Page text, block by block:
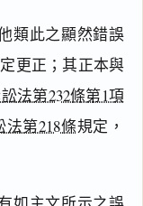
類此之顯然錯誤
更正；其正本與
法第232條第1項
第218條規定，
搜尋本
文